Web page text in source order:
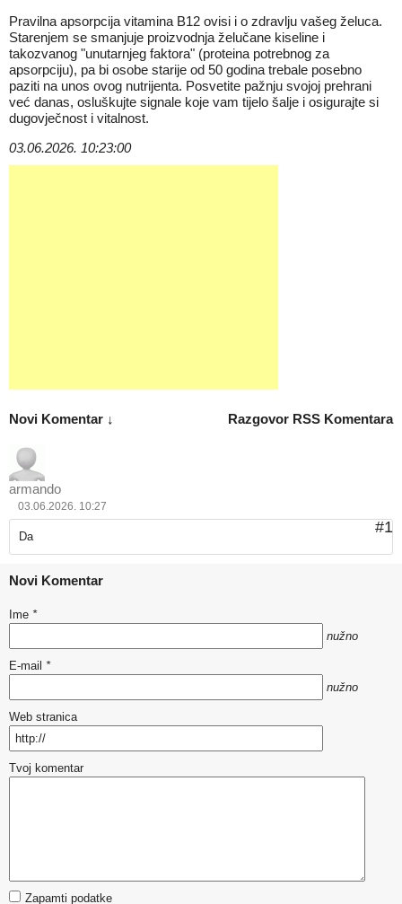
Pravilna apsorpcija vitamina B12 ovisi i o zdravlju vašeg želuca.
Starenjem se smanjuje proizvodnja želučane kiseline i
takozvanog "unutarnjeg faktora" (proteina potrebnog za
apsorpciju), pa bi osobe starije od 50 godina trebale posebno
paziti na unos ovog nutrijenta. Posvetite pažnju svojoj prehrani
već danas, osluškujte signale koje vam tijelo šalje i osigurajte si
dugovječnost i vitalnost.
03.06.2026. 10:23:00
Razgovor RSS Komentara
Novi Komentar ↓
armando
03.06.2026. 10:27
#1
Da
Novi Komentar
Ime *
nužno
E-mail *
nužno
Web stranica
Tvoj komentar
Zapamti podatke